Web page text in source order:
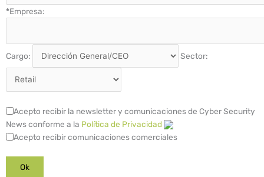
*Empresa:
Cargo: Sector:
Acepto recibir la newsletter y comunicaciones de Cyber Security
News conforme a la Política de Privacidad
Acepto recibir comunicaciones comerciales